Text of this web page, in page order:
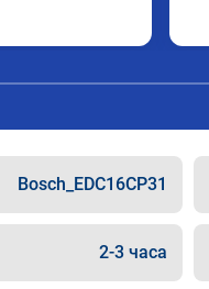
🔥
Bosch_EDC16CP31
2-3 часа